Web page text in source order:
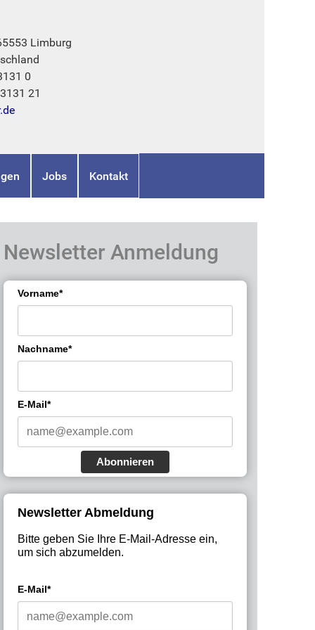
Limburg
0
21
Jobs Kontakt
Newsletter Anmeldung
Vorname*
Nachname*
E-Mail*
Abonnieren
Newsletter Abmeldung
Bitte geben Sie Ihre E-Mail-Adresse ein,
um sich abzumelden.
E-Mail*